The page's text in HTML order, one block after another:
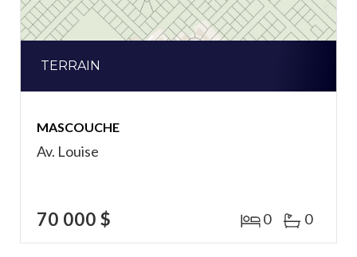
TERRAIN
MASCOUCHE
Av. Louise
70 000 $ 0 0